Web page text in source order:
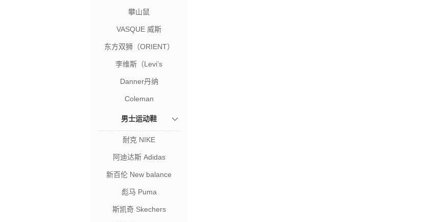
攀山鼠
VASQUE 威斯
东方双狮（ORIENT）
李维斯（Levi’s
Danner丹纳
Coleman
男士运动鞋
耐克 NIKE
阿迪达斯 Adidas
新百伦 New balance
彪马 Puma
斯凯奇 Skechers